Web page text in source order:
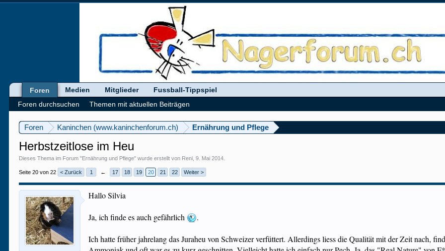
Foren Kaninchen (www.kaninchenforum.ch) Ernährung und Pflege
Herbstzeitlose im Heu
Dieses Thema im Forum "Ernährung und Pflege" wurde erstellt von Reni ,9. Mai 2014
Seite 20 von 22 < Zurück 1 ← 17 18 19 20 21 22 Weiter >
Hallo Silvia
Ja, ich finde es auch gefährlich .
Ich hatte früher jahrelang das Juraheu von Schweizer verfüttert. Allerdings liess die Qualität mit der Zeit nach,
Foren
Foren durchsuchen
Themen mit aktuellen Beiträgen
Medien Mitglieder Fussball-Tippspiel